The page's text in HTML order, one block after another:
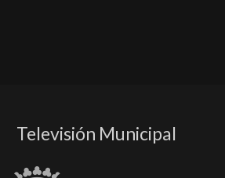
Televisión Municipal